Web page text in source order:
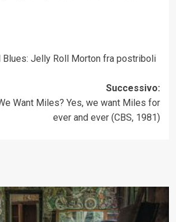
Blues: Jelly Roll Morton fra postriboli
Successivo:
Want Miles? Yes, we want Miles for
ever and ever (CBS, 1981)